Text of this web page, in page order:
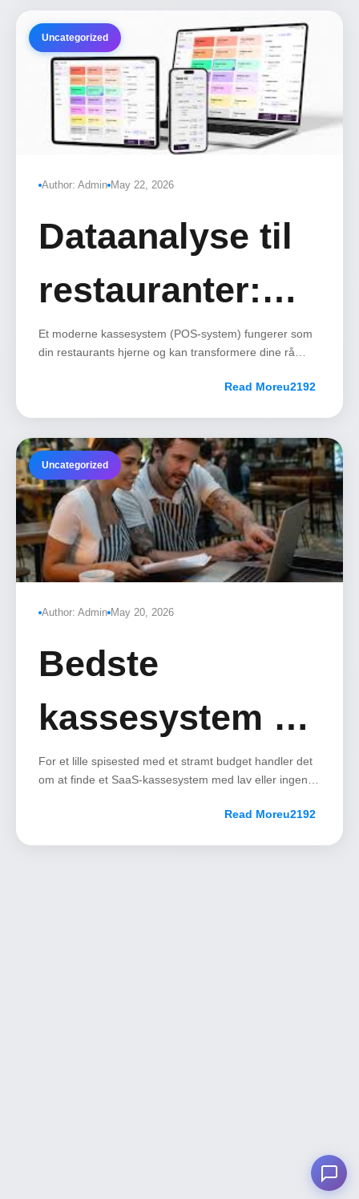
Uncategorized
Author: Admin May 22, 2026
Dataanalyse til
restauranter:
Hvad kan dit
kassesystem
fortælle dig
Et moderne kassesystem (POS-system) fungerer som
din restaurants hjerne og kan transformere dine rå
Read More
Uncategorized
Author: Admin May 20, 2026
Bedste
kassesystem til
lille spisested
med lav budget
For et lille spisested med et stramt budget handler det
om at finde et SaaS-kassesystem med lav eller ingen
Read More